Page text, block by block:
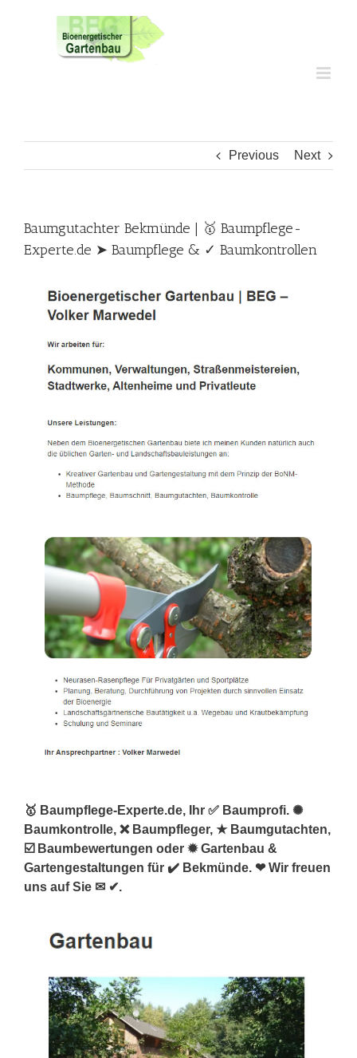
Previous Next
Baumgutachter Bekmünde | 🥇 Baumpflege-
Experte.de ➤ Baumpflege & ✓ Baumkontrollen
🥇 Baumpflege-Experte.de, Ihr ✅ Baumprofi. ✺
Baumkontrolle, ❌ Baumpfleger, ★ Baumgutachten,
☑️ Baumbewertungen oder ✹ Gartenbau &
Gartengestaltungen für ✔️ Bekmünde. ❤ Wir freuen
uns auf Sie ✉ ✔.